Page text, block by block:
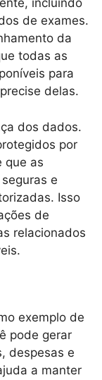
incluindo
de exames.
da
todas as
para
delas.
dos dados.
por
que as
e
Isso
de
relacionados
exemplo de
pode gerar
despesas e
a manter